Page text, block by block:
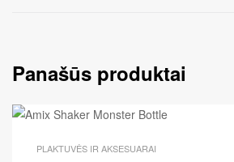
Panašūs produktai
PLAKTUVĖS IR AKSESUARAI